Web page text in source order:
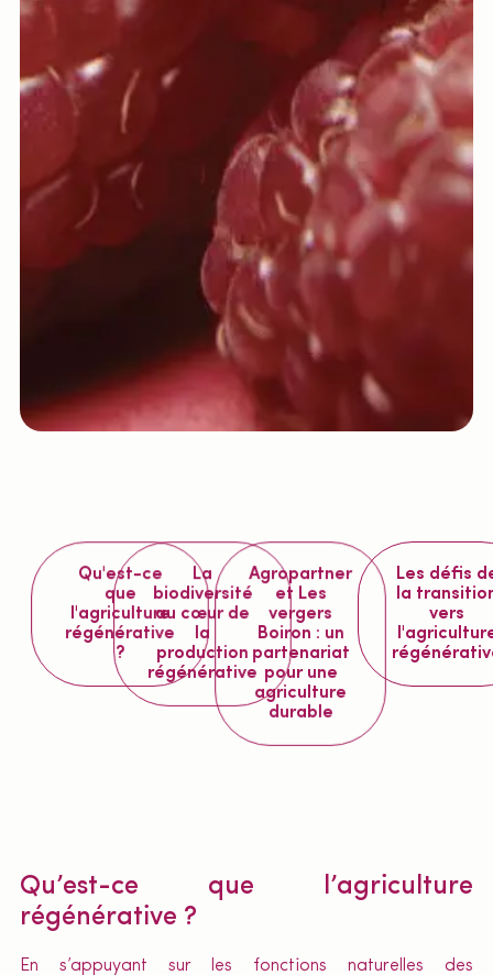
Qu'est-ce
que
l'agriculture
régénérative
?
La
biodiversité
au cœur de
la
production
régénérative
Agropartner
et Les
vergers
Boiron : un
partenariat
pour une
agriculture
durable
Les défis
la
vers
Qu’est-ce que l’agriculture
régénérative ?
En s’appuyant sur les fonctions naturelles des